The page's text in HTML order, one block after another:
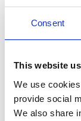
Consent
This website
We use
provide social
We also share
puissance qui
quotidiens